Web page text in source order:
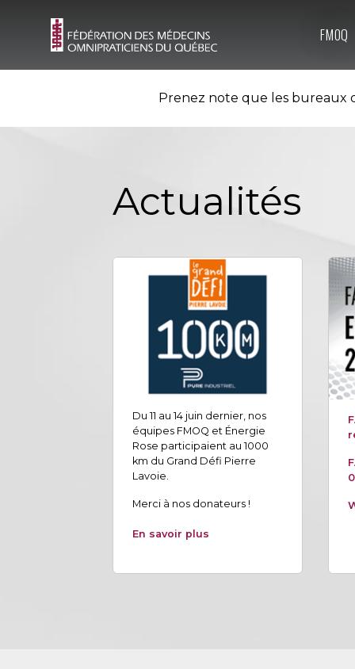
FMOQ
Prenez note que les bureaux
Actualités
Du 11 au 14 juin dernier, nos
équipes FMOQ et Énergie
Rose participaient au 1000
km du Grand Défi Pierre
Lavoie.
Merci à nos donateurs !
En savoir plus